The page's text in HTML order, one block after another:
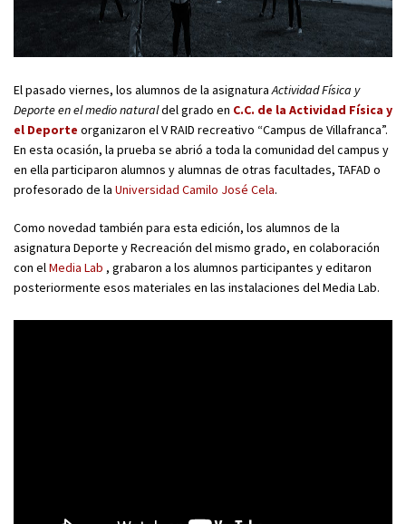
El pasado viernes, los alumnos de la asignaturaActividad Física y
Deporteen el medio naturaldel grado en C.C. de la Actividad Física y
el Deporte organizaron el V RAID recreativo “Campus de Villafranca”.
En esta ocasión, la prueba se abrió a toda la comunidad del campus y
en ella participaron alumnos y alumnas de otras facultades, TAFAD o
profesorado de la Universidad Camilo José Cela.
Como novedad también para esta edición, los alumnos de la
asignatura Deporte y Recreación del mismo grado, en colaboración
con elMedia Lab , grabaron a los alumnos participantes y editaron
posteriormente esos materiales en las instalaciones del Media Lab.